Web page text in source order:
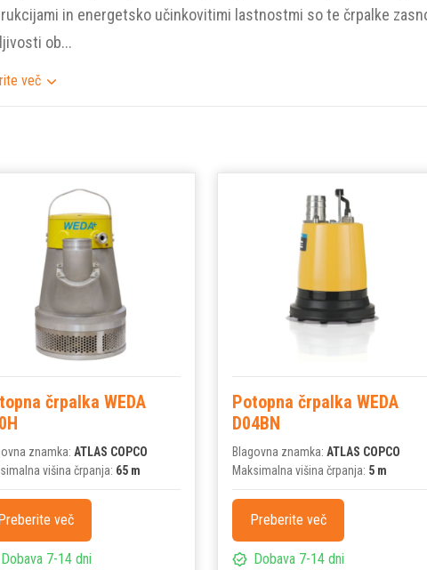
in energetsko učinkovitimi lastnostmi so te črpalke
ob...
več
črpalka WEDA
znamka: ATLAS COPCO
višina črpanja: 65 m
več
Dobava 7-14 dni
Potopna črpalka WEDA
D04BN
Blagovna znamka: ATLAS COPCO
Maksimalna višina črpanja: 5 m
Preberite več
Dobava 7-14 dni